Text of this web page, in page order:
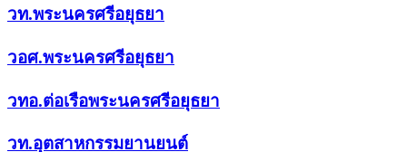
วท.พระนครศรีอยุธยา
วอศ.พระนครศรีอยุธยา
วทอ.ต่อเรือพระนครศรีอยุธยา
วท.อุตสาหกรรมยานยนต์